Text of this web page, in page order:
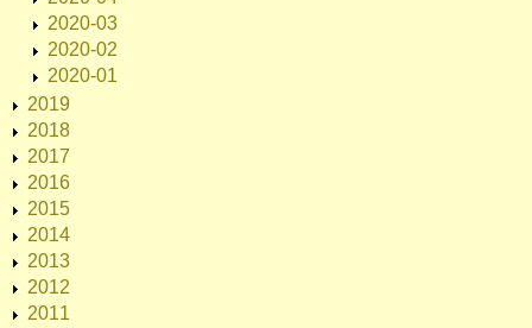
2020-03
2020-02
2020-01
2019
2018
2017
2016
2015
2014
2013
2012
2011